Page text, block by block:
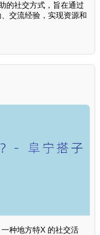
的社交方式，旨在通过
交流经验，实现资源和
种地方特X 的社交活